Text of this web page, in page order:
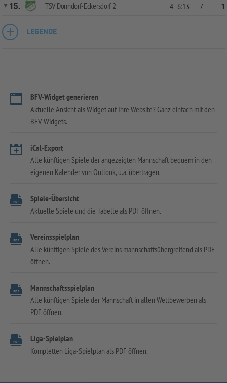
15.
TSV Donndorf-Eckersdorf 2 4 6:13 -7 1
LEGENDE
BFV-Widget generieren
Aktuelle Ansicht als Widget auf Ihre Website? Ganz einfach mit den
BFV-Widgets.
iCal-Export
Alle künftigen Spiele der angezeigten Mannschaft bequem in den
eigenen Kalender von Outlook, u.a. übertragen.
Spiele-Übersicht
Aktuelle Spiele und die Tabelle als PDF öffnen.
Vereinsspielplan
Alle künftigen Spiele des Vereins mannschaftsübergreifend als PDF
öffnen.
Mannschaftsspielplan
Alle künftigen Spiele der Mannschaft in allen Wettbewerben als
PDF öffnen.
Liga-Spielplan
Kompletten Liga-Spielplan als PDF öffnen.